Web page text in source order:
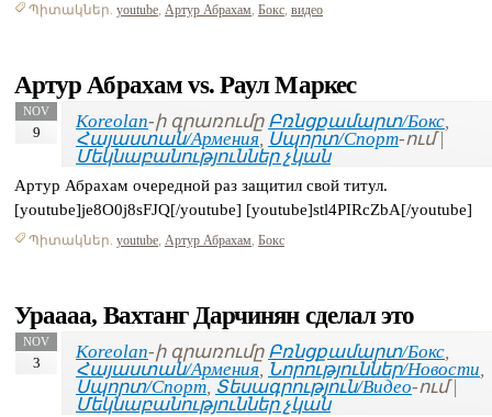
Պիտակներ. youtube, Артур Абрахам, Бокс, видео
Артур Абрахам vs. Раул Маркес
NOV
9
Koreolan-ի գրառումը Բռնցքամարտ/Бокс,
Հայաստան/Армения, Սպորտ/Спорт-ում |
Մեկնաբանություններ չկան
Артур Абрахам очередной раз защитил свой титул.
[youtube]je8O0j8sFJQ[/youtube] [youtube]stl4PIRcZbA[/youtube]
Պիտակներ. youtube Артур Абрахам Бокс
Ураааа, Вахтанг Дарчинян сделал это
NOV
3
Koreolan-ի գրառումը Բռնցքամարտ/Бокс,
Հայաստան/Армения, Նորություններ/Новости,
Սպորտ/Спорт, Տեսագրություն/Видео-ում |
Մեկնաբանություններ չկան